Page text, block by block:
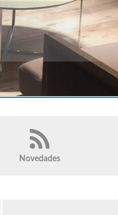
Novedades